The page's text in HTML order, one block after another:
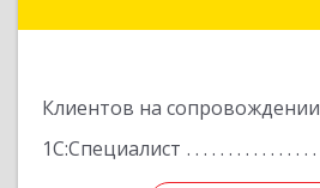
Клиентов на сопровождении
1С:Специалист